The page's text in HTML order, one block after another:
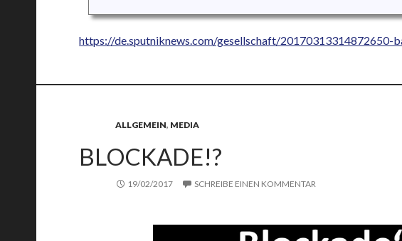
https://de.sputniknews.com/gesellschaft/20170313314872650-
ALLGEMEIN, MEDIA
BLOCKADE!?
19/02/2017 SCHREIBE EINEN KOMMENTAR